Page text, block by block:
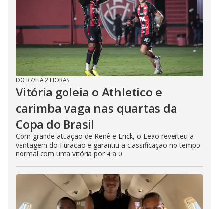
DO R7/HÁ 2 HORAS
Vitória goleia o Athletico e
carimba vaga nas quartas da
Copa do Brasil
Com grande atuação de Renê e Erick, o Leão reverteu a
vantagem do Furacão e garantiu a classificação no tempo
normal com uma vitória por 4 a 0